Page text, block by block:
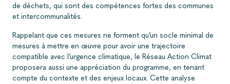
de déchets, qui sont des compétences fortes des communes
et intercommunalités.
Rappelant que ces mesures ne forment qu’un socle minimal de
mesures à mettre en œuvre pour avoir une trajectoire
compatible avec l’urgence climatique, le Réseau Action Climat
proposera aussi une appréciation du programme, en tenant
compte du contexte et des enjeux locaux. Cette analyse